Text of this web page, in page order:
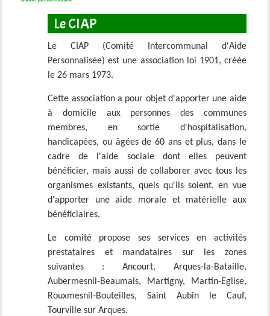
Le CIAP
Le CIAP (Comité Intercommunal d'Aide
Personnalisée) est une association loi 1901, créée
le 26 mars 1973.
Cette association a pour objet d'apporter une aide
à domicile aux personnes des communes
membres, en sortie d'hospitalisation,
handicapées, ou âgées de 60 ans et plus, dans le
cadre de l'aide sociale dont elles peuvent
bénéficier, mais aussi de collaborer avec tous les
organismes existants, quels qu'ils soient, en vue
d'apporter une aide morale et matérielle aux
bénéficiaires.
Le comité propose ses services en activités
prestataires et mandataires sur les zones
suivantes : Ancourt, Arques-la-Bataille,
Aubermesnil-Beaumais, Martigny, Martin-Eglise,
Rouxmesnil-Bouteilles, Saint Aubin le Cauf,
Tourville sur Arques.